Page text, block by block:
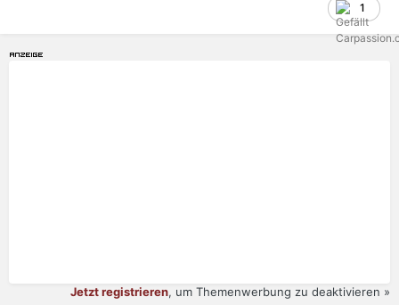
1
Jetzt registrieren, um Themenwerbung zu deaktivieren »